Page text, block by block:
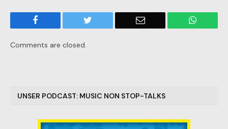
Email
Comments are closed.
UNSER PODCAST: MUSIC NON STOP-TALKS